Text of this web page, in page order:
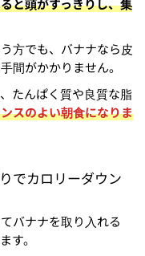
と頭がすっきりし、集
方でも、バナナなら皮
間がかかりません。
たんぱく質や良質な脂
スのよい朝食になりま
でカロリーダウン
バナナを取り入れる
す。